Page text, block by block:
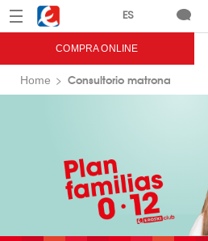
Menú Eroski
COMPRA ONLINE
Home Consultorio matrona